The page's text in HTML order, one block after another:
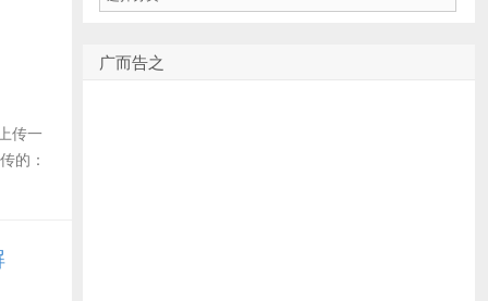
传一
的：
广而告之